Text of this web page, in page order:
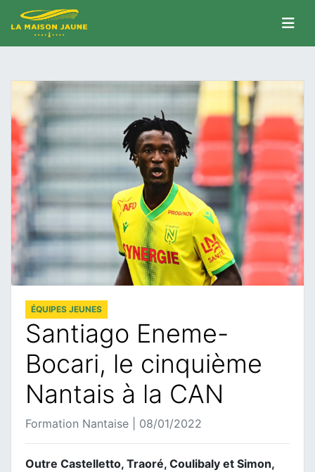
ÉQUIPES JEUNES
Santiago Eneme-
Bocari, le cinquième
Nantais à la CAN
Formation Nantaise | 08/01/2022
Outre Castelletto, Traoré, Coulibaly et Simon,